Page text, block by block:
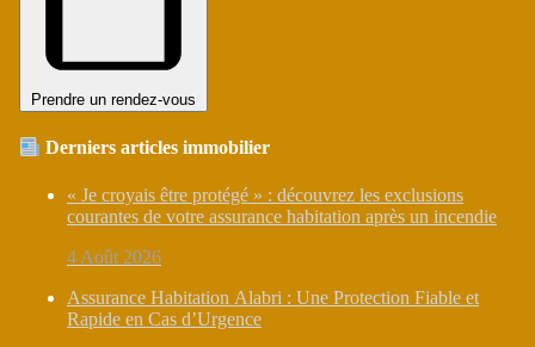
Prendre un rendez-vous
Derniers articles immobilier
« Je croyais être protégé » : découvrez les exclusions
courantes de votre assurance habitation après un incendie
4 Août 2026
Assurance Habitation Alabri : Une Protection Fiable et
Rapide en Cas d’Urgence